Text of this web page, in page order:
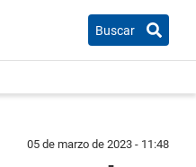
Buscar
05 de marzo de 2023 - 11:48